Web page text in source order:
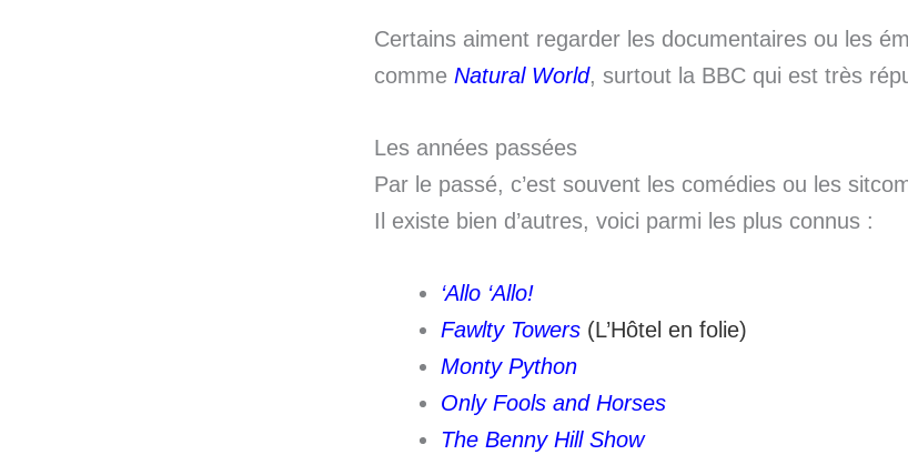
Certains aiment regarder les documentaires ou les
comme Natural World, surtout la BBC qui est très
Les années passées
Par le passé, c’est souvent les comédies ou les
Il existe bien d’autres, voici parmi les plus connus :
‘Allo ‘Allo!
Fawlty Towers (L’Hôtel en folie)
Monty Python
Only Fools and Horses
The Benny Hill Show